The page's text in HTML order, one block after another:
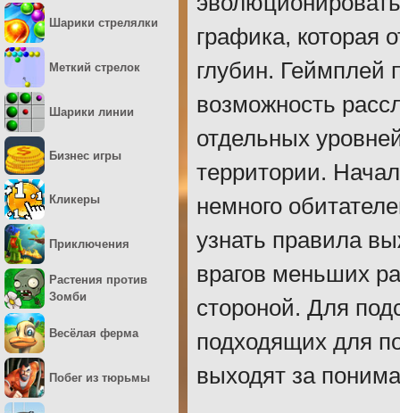
графика, которая
глубин. Геймплей
возможность
отдельных
территории.
немного
узнать правила
врагов меньших
стороной. Для
подходящих для
выходят за
Шарики стрелялки
Меткий стрелок
Шарики линии
Бизнес игры
Кликеры
Приключения
Растения против
Зомби
Весёлая ферма
Побег из тюрьмы